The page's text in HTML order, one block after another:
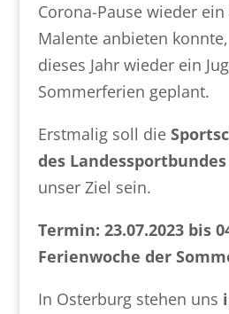
Corona-Pause wieder
Malente anbieten
dieses Jahr wieder ein
Sommerferien geplant.
Erstmalig soll die
des
unser Ziel sein.
Termin: 23.07.2023 bis
Ferienwoche der
In Osterburg stehen uns